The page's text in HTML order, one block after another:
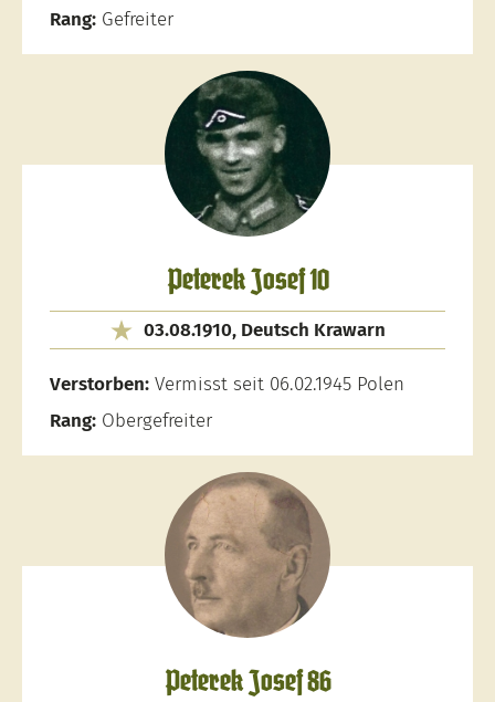
Rang: Gefreiter
Peterek Josef 10
03.08.1910, Deutsch Krawarn
Verstorben: Vermisst seit 06.02.1945 Polen
Rang: Obergefreiter
Peterek Josef 86